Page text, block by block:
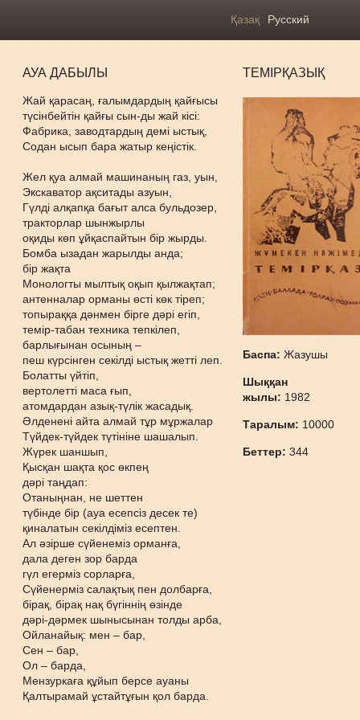
Қазақ Русский
АУА ДАБЫЛЫ
Жай қарасаң, ғалымдардың қайғысы
түсінбейтін қайғы сын-ды жай кісі:
Фабрика, заводтардың демі ыстық,
Содан ысып бара жатыр кеңістік.
Жел қуа алмай машинаның газ, уын,
Экскаватор ақситады азуын,
Гүлді алқапқа бағыт алса бульдозер,
тракторлар шынжырлы
оқиды көп ұйқаспайтын бір жырды.
Бомба ызадан жарылды анда;
бір жақта
Монологты мылтық оқып қылжақтап;
антенналар орманы өсті көк тіреп;
топыраққа дәнмен бірге дәрі егіп,
темір-табан техника тепкілеп,
барлығынан осының –
пеш күрсінген секілді ыстық жетті леп.
Болатты үйтіп,
вертолетті маса ғып,
атомдардан азық-түлік жасадық.
Әлденені айта алмай тұр мұржалар
Түйдек-түйдек түтініне шашалып.
Жүрек шаншып,
Қысқан шақта қос өкпең
дәрі таңдап:
Отаныңнан, не шеттен
түбінде бір (ауа есепсіз десек те)
қиналатын секілдіміз есептен.
Ал әзірше сүйенеміз орманға,
дала деген зор барда
гүл егерміз сорларға,
Сүйенерміз салақтық пен долбарға,
бірақ, бірақ нақ бүгіннің өзінде
дәрі-дәрмек шынысынан толды арба,
Ойланайық: мен – бар,
Сен – бар,
Ол – барда,
Мензуркаға құйып берсе ауаны
Қалтырамай ұстайтұғын қол барда.
ТЕМІРҚАЗЫҚ
Баспа:Жазушы
Шыққан
жылы: 1982
Таралым: 10000
Беттер:344